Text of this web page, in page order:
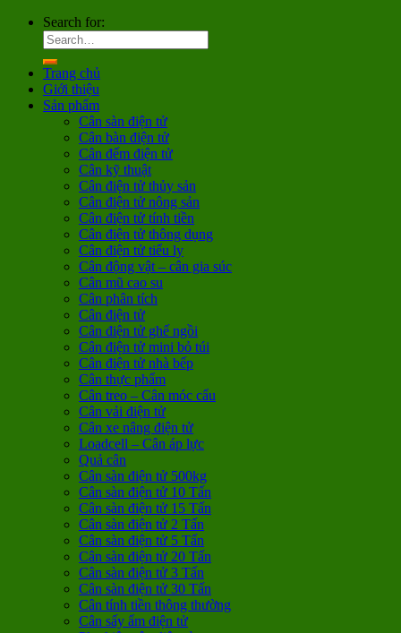
Search for:
Trang chủ
Giới thiệu
Sản phẩm
Cân sàn điện tử
Cân bàn điện tử
Cân đếm điện tử
Cân kỹ thuật
Cân điện tử thủy sản
Cân điện tử nông sản
Cân điện tử tính tiền
Cân điện tử thông dụng
Cân điện tử tiểu ly
Cân động vật – cân gia súc
Cân mũ cao su
Cân phân tích
Cân điện tử
Cân điện tử ghế ngồi
Cân điện tử mini bỏ túi
Cân điện tử nhà bếp
Cân thực phẩm
Cân treo – Cân móc cẩu
Cân vải điện tử
Cân xe nâng điện tử
Loadcell – Cân áp lực
Quả cân
Cân sàn điện tử 500kg
Cân sàn điện tử 10 Tấn
Cân sàn điện tử 15 Tấn
Cân sàn điện tử 2 Tấn
Cân sàn điện tử 5 Tấn
Cân sàn điện tử 20 Tấn
Cân sàn điện tử 3 Tấn
Cân sàn điện tử 30 Tấn
Cân tính tiền thông thường
Cân sấy ẩm điện tử